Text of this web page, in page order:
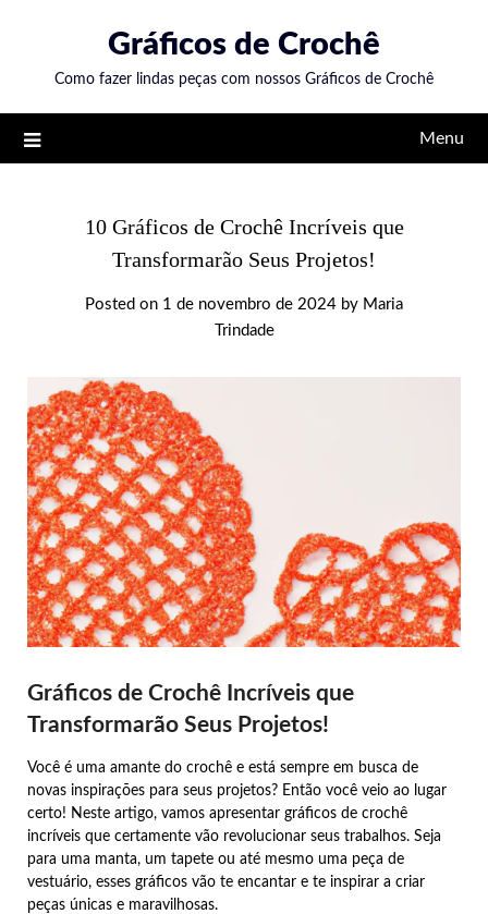
content
Gráficos de Crochê
Como fazer lindas peças com nossos Gráficos de Crochê
Menu
10 Gráficos de Crochê Incríveis que
Transformarão Seus Projetos!
Posted on 1 de novembro de 2024 by Maria
Trindade
Gráficos de Crochê Incríveis que
Transformarão Seus Projetos!
Você é uma amante do crochê e está sempre em busca de
novas inspirações para seus projetos? Então você veio ao lugar
certo! Neste artigo, vamos apresentar gráficos de crochê
incríveis que certamente vão revolucionar seus trabalhos. Seja
para uma manta, um tapete ou até mesmo uma peça de
vestuário, esses gráficos vão te encantar e te inspirar a criar
peças únicas e maravilhosas.